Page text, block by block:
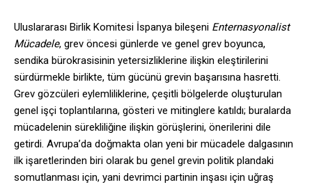
Uluslararası Birlik Komitesi İspanya bileşeni Enternasyonalist
Mücadele, grev öncesi günlerde ve genel grev boyunca,
sendika bürokrasisinin yetersizliklerine ilişkin eleştirilerini
sürdürmekle birlikte, tüm gücünü grevin başarısına hasretti.
Grev gözcüleri eylemliliklerine, çeşitli bölgelerde oluşturulan
genel işçi toplantılarına, gösteri ve mitinglere katıldı; buralarda
mücadelenin sürekliliğine ilişkin görüşlerini, önerilerini dile
getirdi. Avrupa’da doğmakta olan yeni bir mücadele dalgasının
ilk işaretlerinden biri olarak bu genel grevin politik plandaki
somutlanması için, yani devrimci partinin inşası için uğraş